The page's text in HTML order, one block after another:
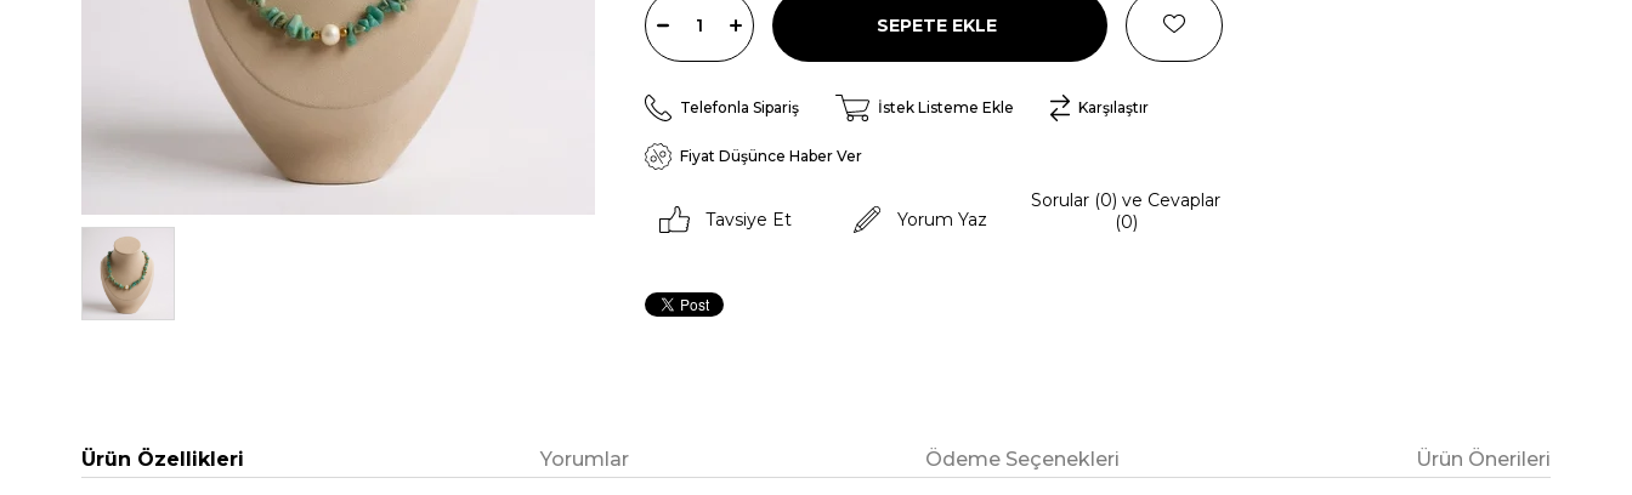
Telefonla Sipariş İstek Listeme Ekle Karşılaştır
Fiyat Düşünce Haber Ver
Tavsiye Et Yorum Yaz
Sorular (0) ve Cevaplar
(0)
Ürün Özellikleri Yorumlar Ödeme Seçenekleri Ürün Önerileri